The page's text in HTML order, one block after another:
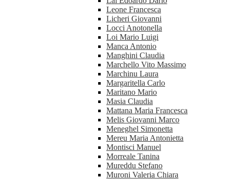
Leone Francesca
Licheri Giovanni
Locci Anotonella
Loi Mario Luigi
Manca Antonio
Manghini Claudia
Marchello Vito Massimo
Marchinu Laura
Margaritella Carlo
Maritano Mario
Masia Claudia
Mattana Maria Francesca
Melis Giovanni Marco
Meneghel Simonetta
Mereu Maria Antonietta
Montisci Manuel
Morreale Tanina
Mureddu Stefano
Muroni Valeria Chiara